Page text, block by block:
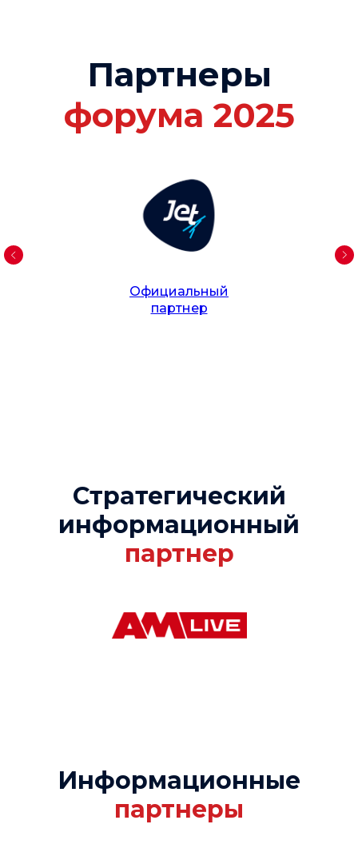
Партнеры
форума 2025
Официальный
партнер
Стратегический
информационный
партнер
Информационные
партнеры